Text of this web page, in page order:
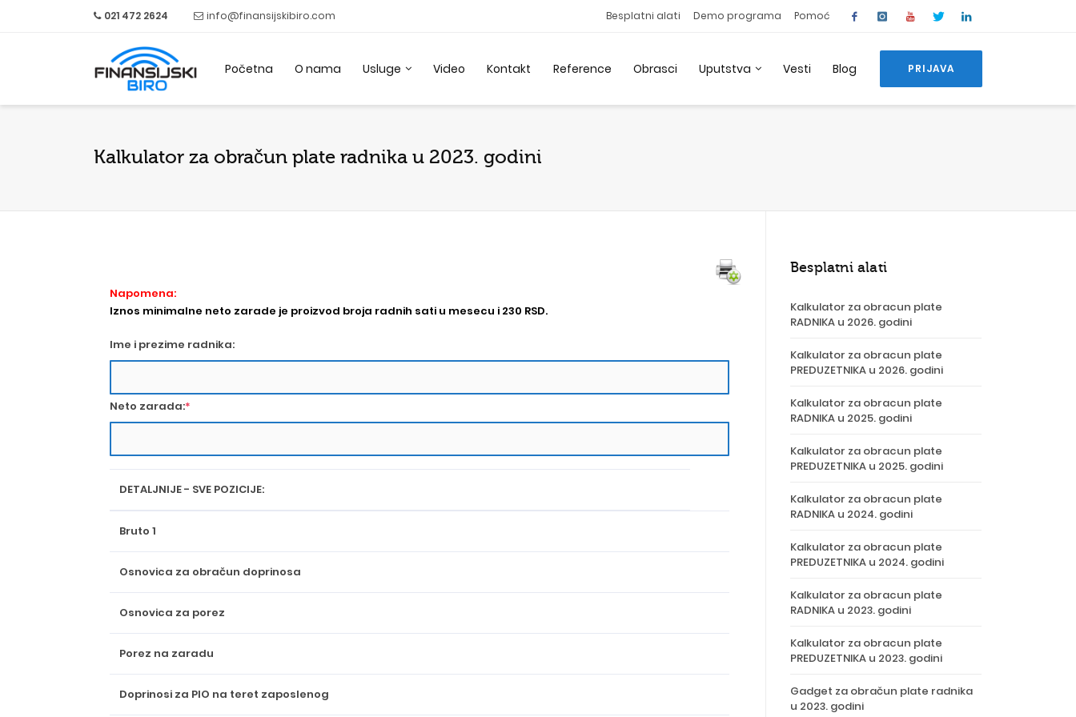
021 472 2624 info@finansijskibiro.com Besplatni alati Demo programa Pomoć
Početna O nama Usluge Video Kontakt Reference Obrasci Uputstva Vesti Blog PRIJAVA
Kalkulator za obračun plate radnika u 2023. godini
Napomena:
Iznos minimalne neto zarade je proizvod broja radnih sati u mesecu i 230 RSD.
Ime i prezime radnika:
Neto zarada:*
DETALJNIJE - SVE POZICIJE:
Bruto 1
Osnovica za obračun doprinosa
Osnovica za porez
Porez na zaradu
Doprinosi za PIO na teret zaposlenog
Besplatni alati
Kalkulator za obracun plate
RADNIKA u 2026. godini
Kalkulator za obracun plate
PREDUZETNIKA u 2026. godini
Kalkulator za obracun plate
RADNIKA u 2025. godini
Kalkulator za obracun plate
PREDUZETNIKA u 2025. godini
Kalkulator za obracun plate
RADNIKA u 2024. godini
Kalkulator za obracun plate
PREDUZETNIKA u 2024. godini
Kalkulator za obracun plate
RADNIKA u 2023. godini
Kalkulator za obracun plate
PREDUZETNIKA u 2023. godini
Gadget za obračun plate radnika
u 2023. godini